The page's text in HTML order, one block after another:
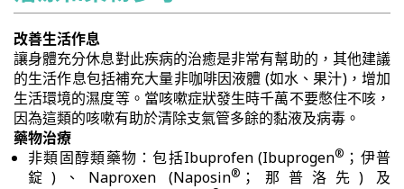
改善生活作息
讓身體充分休息對此疾病的治癒是非常有幫助的，其他建議
的生活作息包括補充大量非咖啡因液體 (如水、果汁)，增加
生活環境的濕度等。當咳嗽症狀發生時千萬不要憋住不咳，
因為這類的咳嗽有助於清除支氣管多餘的黏液及病毒。
藥物治療
非類固醇類藥物：包括Ibuprofen (Ibuprogen® ；伊普
錠)、Naproxen (Naposin® ；那普洛先) 及